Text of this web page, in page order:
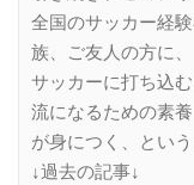
全国のサッカー経
族、ご友人の方に、
サッカーに打ち込
流になるための素養
が身につく、とい
↓過去の記事↓